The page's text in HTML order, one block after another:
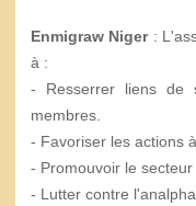
Enmigraw Niger:
à :
- Resserrer liens de
membres.
- Favoriser les actions
- Promouvoir le secteur
- Lutter contre